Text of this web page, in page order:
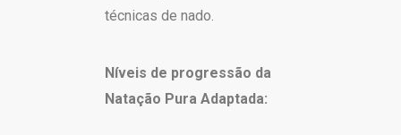
técnicas de nado.
Níveis de progressão da
Natação Pura Adaptada: